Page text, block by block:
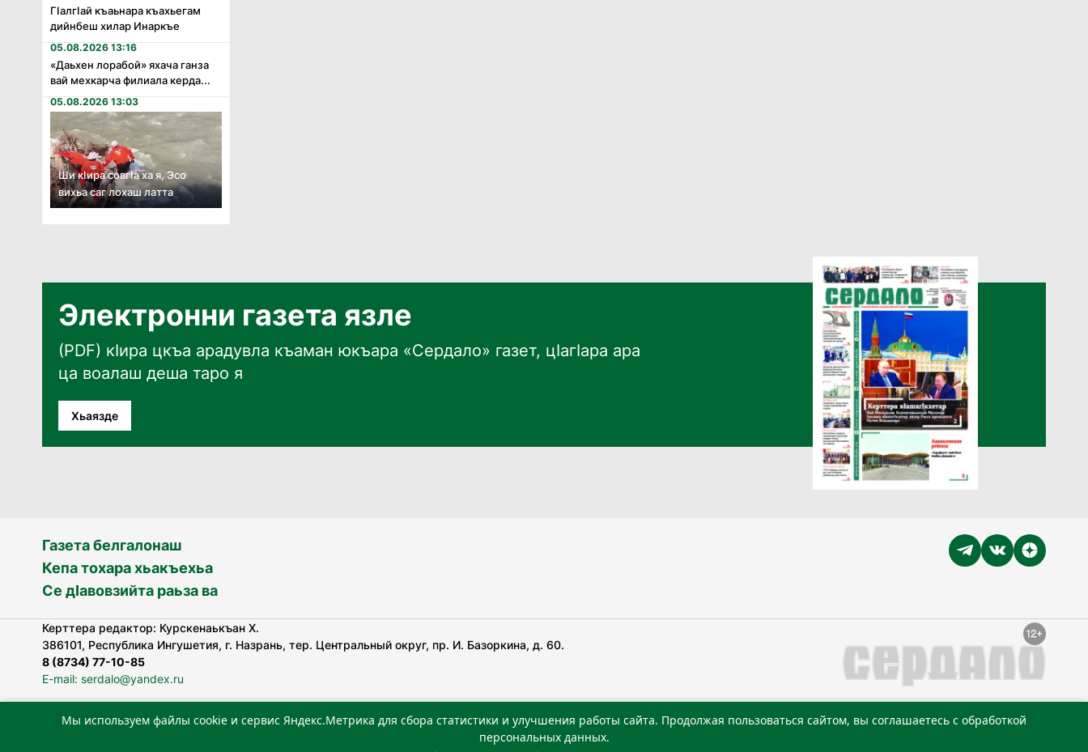
Гӏалгӏай къаьнара къахьегам
дийнбеш хилар Инаркъе
05.08.2026 13:16
«Даьхен лорабой» яхача ганза
вай мехкарча филиала керда...
05.08.2026 13:03
Ши кӏира совгӏа ха я, Эсо
вихьа саг лохаш латта
Электронни газета язле
(PDF) кӀира цкъа арадувла къаман юкъара «Сердало» газет, цӀагӀара ара
ца воалаш деша таро я
Хьаязде
Газета белгалонаш
Кепа тохара хьакъехьа
Се дӀавовзийта раьза ва
Керттера редактор: Курскенаькъан Х.
386101, Республика Ингушетия, г. Назрань, тер. Центральный округ, пр. И. Базоркина, д. 60.
8 (8734) 77-10-85
E-mail: serdalo@yandex.ru
«Сердало» газета арадувлар чIоагIдаьд бувзамеи, хоам беча гIирсаштеи, цар дуккхача тайпаштеи тIахьожам
Мы используем файлы cookie и сервис Яндекс.Метрика для сбора статистики и улучшения работы сайта. Продолжая пользоваться сайтом, вы соглашаетесь с обработкой
персональных данных.